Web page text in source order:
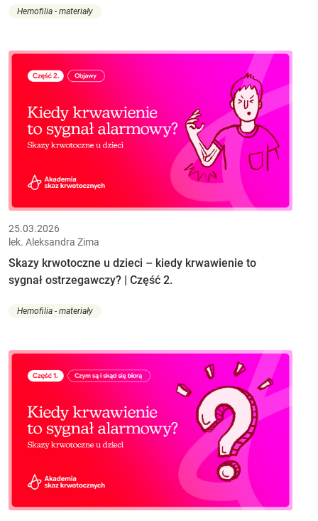
Hemofilia - materiały
25.03.2026
lek. Aleksandra Zima
Skazy krwotoczne u dzieci – kiedy krwawienie to
sygnał ostrzegawczy? | Część 2.
Hemofilia - materiały